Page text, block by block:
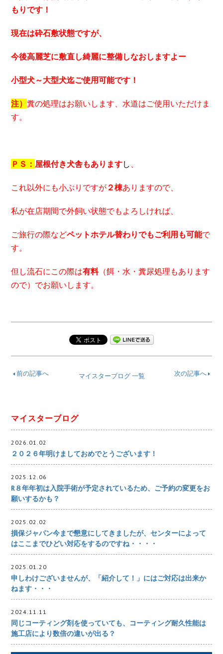
もりです！
現在は砕石敷状態ですが、
今後高麗芝に敷直し綺麗に整備しなおしますよー
小型犬～大型犬迄ご使用可能です！
注）糞の処理はお願いします、水道はご使用いただけま
す。
ＰＳ： 屋根付き犬舎もありますし
これ以外にも小ぶりですが ２棟ありますので、
私が在店期間で外飼い状態でもよろしければ、
ご旅行の際などペットホテル替わりでもご利用も可能で
す。
但し流石にこの際は有料（餌・水・糞尿処理もあります
ので）でお願いします。
前の記事へ 次の記事へ
マイスターブログ 一覧
マイスターブログ
2026.01.02
２０２６年明けましておめでとうございます！
2025.12.06
R８年年初は入院手術が予定されているため、ご予約の変更をお
願いするかも？
2025.02.02
損保ジャパン今まで懇意にしてきましたが、センターによって
はここまでひどい対応をするのですね・・・・
2025.01.20
申しわけございませんが、「紹介して！」にはご対応は出来か
ねます・・・
2024.11.11
同じコーティング剤を使っていても、コーティング耐久性能は
施工店により数倍の違いが出る？